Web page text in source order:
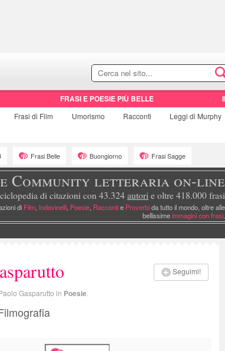
FRASI E POESIE PIÙ BELLE
Frasi di Film Umorismo Racconti Leggi di Murphy
Frasi Belle Buongiorno Frasi Sagge
Community letteraria on-line
di citazioni con 43.324 autori e oltre 418.000 frasi
di Film, Indovinelli, Poesie, Raccontie Proverbida tutto il mondo, oltre alle
bellissimeimmagini con frasi.
Seguimi!
Gasparutto in Poesie